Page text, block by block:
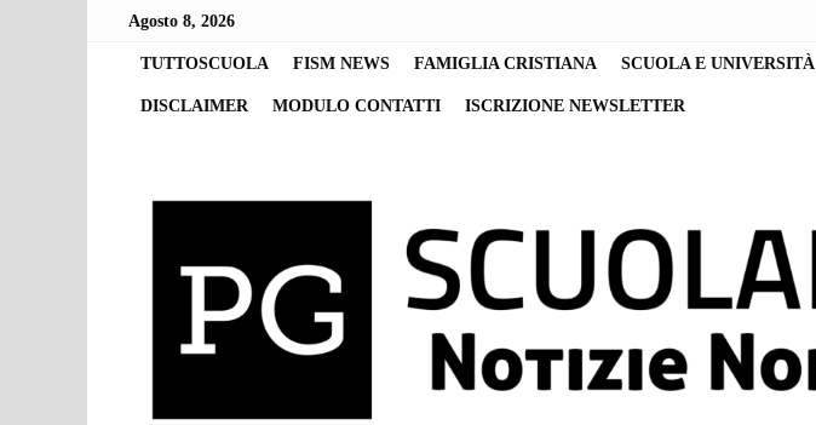
Agosto 8, 2026
TUTTOSCUOLA FISM NEWS FAMIGLIA CRISTIANA SCUOLA E UNIVERSITÀ
DISCLAIMER MODULO CONTATTI ISCRIZIONE NEWSLETTER